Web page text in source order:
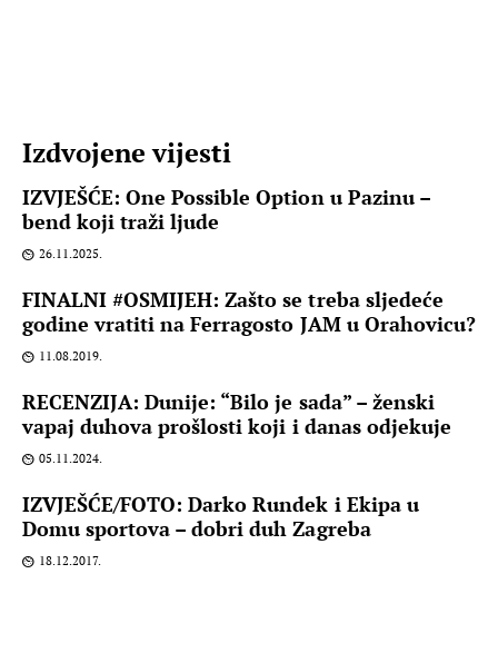
Izdvojene vijesti
IZVJEŠĆE: One Possible Option u Pazinu –
bend koji traži ljude
26.11.2025.
FINALNI #OSMIJEH: Zašto se treba sljedeće
godine vratiti na Ferragosto JAM u Orahovicu?
11.08.2019.
RECENZIJA: Dunije: “Bilo je sada” – ženski
vapaj duhova prošlosti koji i danas odjekuje
05.11.2024.
IZVJEŠĆE/FOTO: Darko Rundek i Ekipa u
Domu sportova – dobri duh Zagreba
18.12.2017.